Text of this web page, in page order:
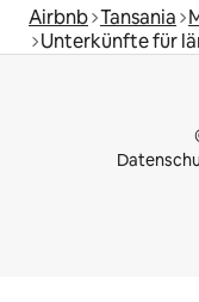
Airbnb Tansania
Unterkünfte für